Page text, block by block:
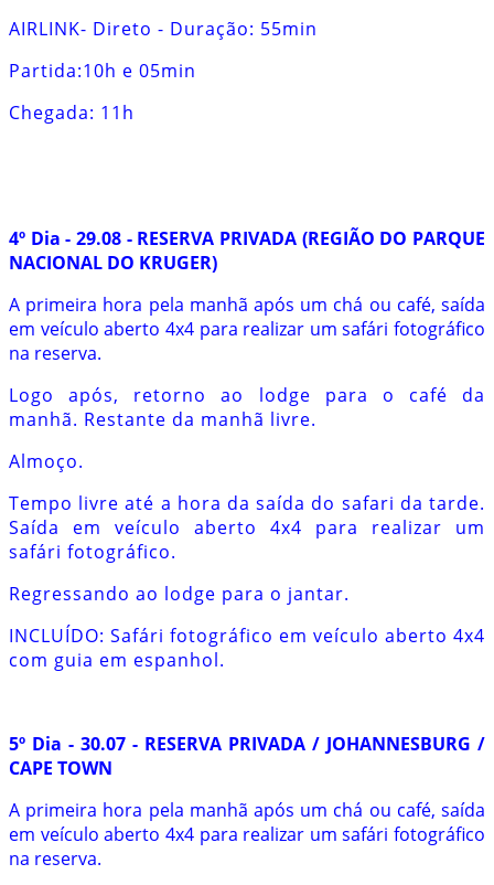
AIRLINK- Direto - Duração: 55min
Partida:10h e 05min
Chegada: 11h
4º Dia - 29.08 - RESERVA PRIVADA (REGIÃO DO PARQUE
NACIONAL DO KRUGER)
A primeira hora pela manhã após um chá ou café, saída
em veículo aberto 4x4 para realizar um safári fotográfico
na reserva.
Logo após, retorno ao lodge para o café da
manhã. Restante da manhã livre.
Almoço.
Tempo livre até a hora da saída do safari da tarde.
Saída em veículo aberto 4x4 para realizar um
safári fotográfico.
Regressando ao lodge para o jantar.
INCLUÍDO: Safári fotográfico em veículo aberto 4x4
com guia em espanhol.
5º Dia - 30.07 - RESERVA PRIVADA / JOHANNESBURG /
CAPE TOWN
A primeira hora pela manhã após um chá ou café, saída
em veículo aberto 4x4 para realizar um safári fotográfico
na reserva.